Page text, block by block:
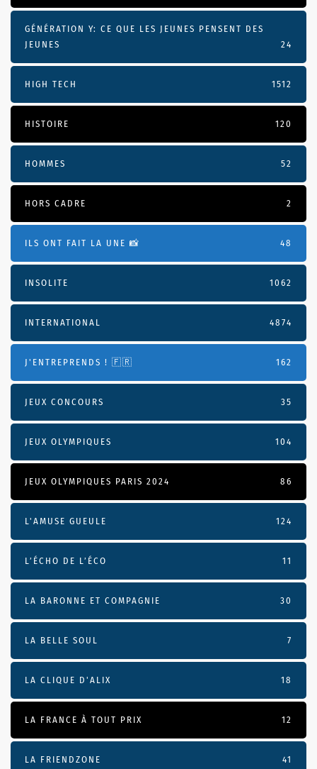
GÉNÉRATION Y: CE QUE LES JEUNES PENSENT DES
JEUNES
24
HIGH TECH 1512
HISTOIRE 120
HOMMES 52
HORS CADRE 2
ILS ONT FAIT LA UNE 📸 48
INSOLITE 1062
INTERNATIONAL 4874
J'ENTREPRENDS ! 🇫🇷 162
JEUX CONCOURS 35
JEUX OLYMPIQUES 104
JEUX OLYMPIQUES PARIS 2024 86
L'AMUSE GUEULE 124
L’ÉCHO DE L’ÉCO 11
LA BARONNE ET COMPAGNIE 30
LA BELLE SOUL 7
LA CLIQUE D'ALIX 18
LA FRANCE À TOUT PRIX 12
LA FRIENDZONE 41